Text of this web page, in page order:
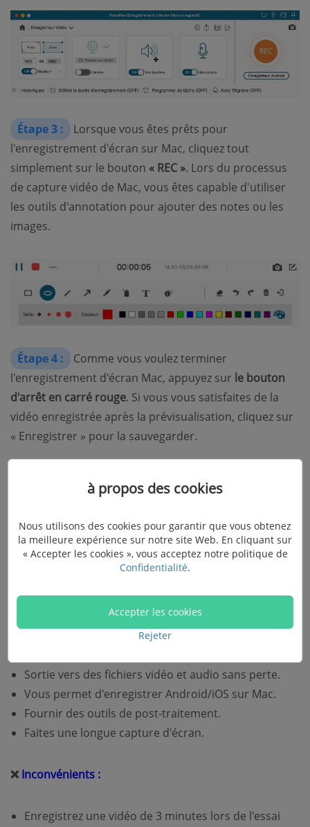
Étape 3 :
Lorsque vous êtes prêts pour
l'enregistrement d'écran sur Mac, cliquez tout
simplement sur le bouton « REC ». Lors du processus
de capture vidéo de Mac, vous êtes capable d'utiliser
les outils d'annotation pour ajouter des notes ou les
images.
Étape 4 :
Comme vous voulez terminer
l'enregistrement d'écran Mac, appuyez sur le bouton
d'arrêt en carré rouge. Si vous vous satisfaites de la
vidéo enregistrée après la prévisualisation, cliquez sur
« Enregistrer » pour la sauvegarder.
Peut enregistrer un écran sur Mac avec l'audio
interne et le son du microphone.
Ajoutez une superposition personnalisable de la
Enregistrez des vidéos pour tous les besoins
d'enregistrement.
Ajoutez des notes en temps réel lors de
Sortie vers des fichiers vidéo et audio sans perte.
Vous permet d'enregistrer Android/iOS sur Mac.
Fournir des outils de post-traitement.
Faites une longue capture d'écran.
❌ Inconvénients :
Enregistrez une vidéo de 3 minutes lors de l'essai
à propos des cookies
Nous utilisons des cookies pour garantir que vous obtenez
la meilleure expérience sur notre site Web. En cliquant sur
« Accepter les cookies », vous acceptez notre politique de
Confidentialité.
Accepter les cookies
Rejeter